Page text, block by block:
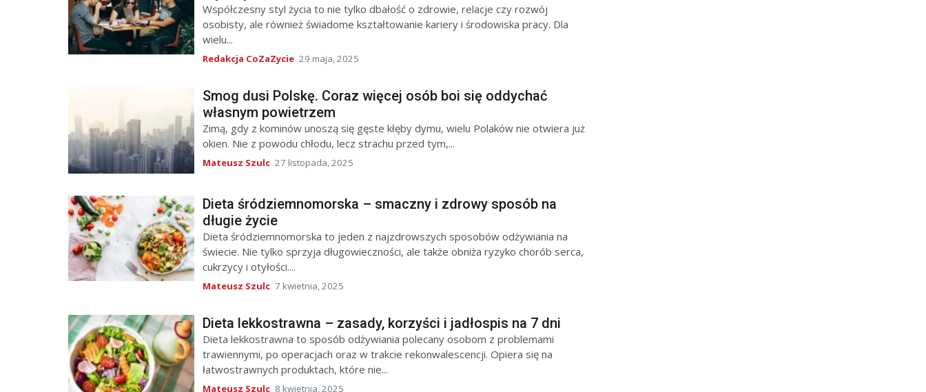
Współczesny styl życia to nie tylko dbałość o zdrowie, relacje czy rozwój
osobisty, ale również świadome kształtowanie kariery i środowiska pracy. Dla
wielu...
Redakcja CoZaZycie 29 maja, 2025
Smog dusi Polskę. Coraz więcej osób boi się oddychać
własnym powietrzem
Zimą, gdy z kominów unoszą się gęste kłęby dymu, wielu Polaków nie otwiera już
okien. Nie z powodu chłodu, lecz strachu przed tym,...
Mateusz Szulc 27 listopada, 2025
Dieta śródziemnomorska – smaczny i zdrowy sposób na
długie życie
Dieta śródziemnomorska to jeden z najzdrowszych sposobów odżywiania na
świecie. Nie tylko sprzyja długowieczności, ale także obniża ryzyko chorób serca,
cukrzycy i otyłości....
Mateusz Szulc 7 kwietnia, 2025
Dieta lekkostrawna – zasady, korzyści i jadłospis na 7 dni
Dieta lekkostrawna to sposób odżywiania polecany osobom z problemami
trawiennymi, po operacjach oraz w trakcie rekonwalescencji. Opiera się na
łatwostrawnych produktach, które nie...
Mateusz Szulc 8 kwietnia, 2025